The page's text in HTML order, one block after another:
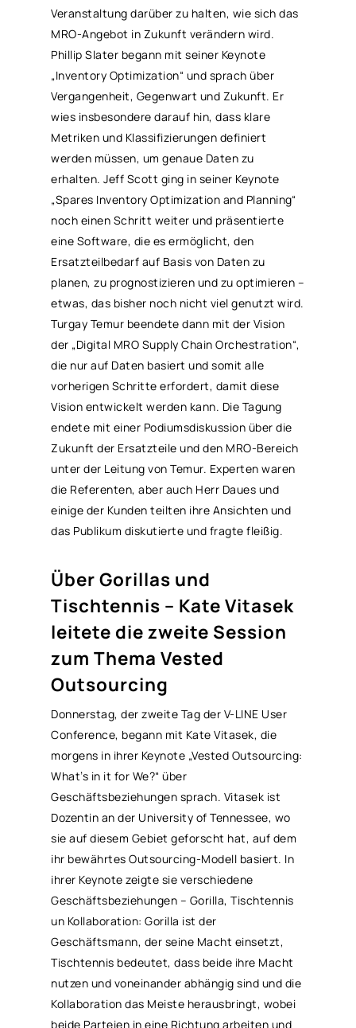
Veranstaltung darüber zu halten, wie sich das
MRO-Angebot in Zukunft verändern wird.
Phillip Slater begann mit seiner Keynote
„Inventory Optimization“ und sprach über
Vergangenheit, Gegenwart und Zukunft. Er
wies insbesondere darauf hin, dass klare
Metriken und Klassifizierungen definiert
werden müssen, um genaue Daten zu
erhalten. Jeff Scott ging in seiner Keynote
„Spares Inventory Optimization and Planning“
noch einen Schritt weiter und präsentierte
eine Software, die es ermöglicht, den
Ersatzteilbedarf auf Basis von Daten zu
planen, zu prognostizieren und zu optimieren –
etwas, das bisher noch nicht viel genutzt wird.
Turgay Temur beendete dann mit der Vision
der „Digital MRO Supply Chain Orchestration“,
die nur auf Daten basiert und somit alle
vorherigen Schritte erfordert, damit diese
Vision entwickelt werden kann. Die Tagung
endete mit einer Podiumsdiskussion über die
Zukunft der Ersatzteile und den MRO-Bereich
unter der Leitung von Temur. Experten waren
die Referenten, aber auch Herr Daues und
einige der Kunden teilten ihre Ansichten und
das Publikum diskutierte und fragte fleißig.
Über Gorillas und
Tischtennis – Kate Vitasek
leitete die zweite Session
zum Thema Vested
Outsourcing
Donnerstag, der zweite Tag der V-LINE User
Conference, begann mit Kate Vitasek, die
morgens in ihrer Keynote „Vested Outsourcing:
What’s in it for We?“ über
Geschäftsbeziehungen sprach. Vitasek ist
Dozentin an der University of Tennessee, wo
sie auf diesem Gebiet geforscht hat, auf dem
ihr bewährtes Outsourcing-Modell basiert. In
ihrer Keynote zeigte sie verschiedene
Geschäftsbeziehungen – Gorilla, Tischtennis
un Kollaboration: Gorilla ist der
Geschäftsmann, der seine Macht einsetzt,
Tischtennis bedeutet, dass beide ihre Macht
nutzen und voneinander abhängig sind und die
Kollaboration das Meiste herausbringt, wobei
beide Parteien in eine Richtung arbeiten und